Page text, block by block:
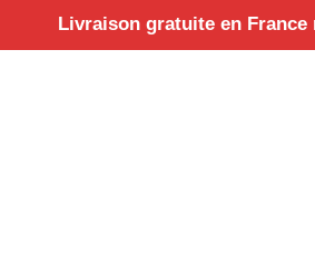
Livraison gratuite en